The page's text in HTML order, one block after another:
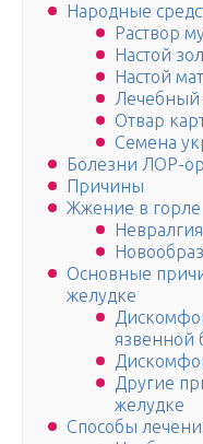
Народные
Раствор
Настой
Настой
Лечебный
Отвар
Семена
Болезни ЛОР-
Причины
Жжение в горле
Невралгия
Основные
желудке
язвенной
Другие
желудке
Способы